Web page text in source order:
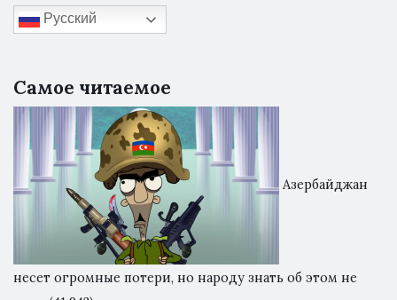
Русский
Самое читаемое
Азербайджан
несет огромные потери, но народу знать об этом не